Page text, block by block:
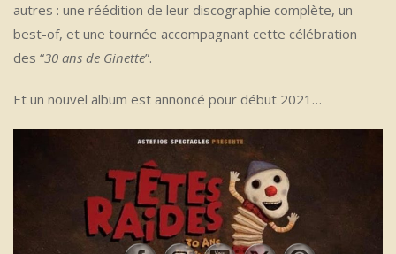
autres : une réédition de leur discographie complète, un
best-of, et une tournée accompagnant cette célébration
des “30 ans de Ginette”.
Et un nouvel album est annoncé pour début 2021…